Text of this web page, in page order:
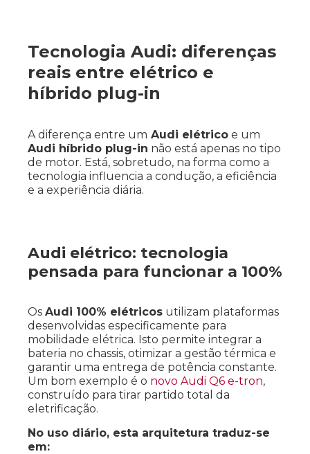
Tecnologia Audi: diferenças
reais entre elétrico e
híbrido plug-in
A diferença entre um Audi elétrico e um
Audi híbrido plug-in não está apenas no tipo
de motor. Está, sobretudo, na forma como a
tecnologia influencia a condução, a eficiência
e a experiência diária.
Audi elétrico: tecnologia
pensada para funcionar a 100%
Os Audi 100% elétricos utilizam plataformas
desenvolvidas especificamente para
mobilidade elétrica. Isto permite integrar a
bateria no chassis, otimizar a gestão térmica e
garantir uma entrega de potência constante.
Um bom exemplo é o novo Audi Q6 e-tron,
construído para tirar partido total da
eletrificação.
No uso diário, esta arquitetura traduz-se
em: